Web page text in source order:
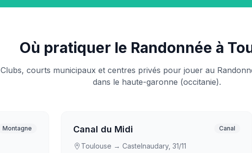
Où pratiquer le Randonnée à
Clubs, courts municipaux et centres privés pour jouer au
dans le haute-garonne (occitanie).
Montagne Canal du Midi Canal
Toulouse → Castelnaudary, 31/11